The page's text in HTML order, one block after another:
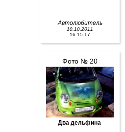
Автолюбитель
10.10.2011
16:15:17
Фото № 20
Два дельфина